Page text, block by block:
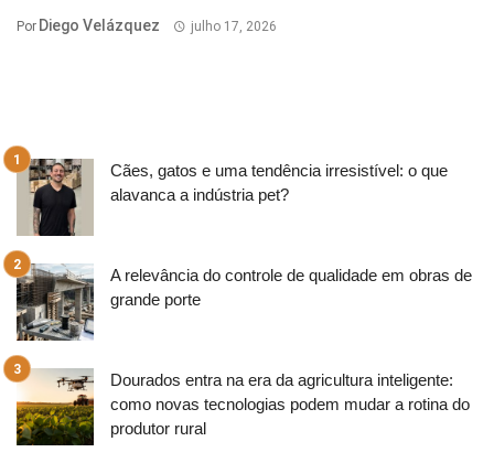
Por Diego Velázquez julho 17, 2026
Cães, gatos e uma tendência irresistível: o que
alavanca a indústria pet?
A relevância do controle de qualidade em obras de
grande porte
Dourados entra na era da agricultura inteligente:
como novas tecnologias podem mudar a rotina do
produtor rural